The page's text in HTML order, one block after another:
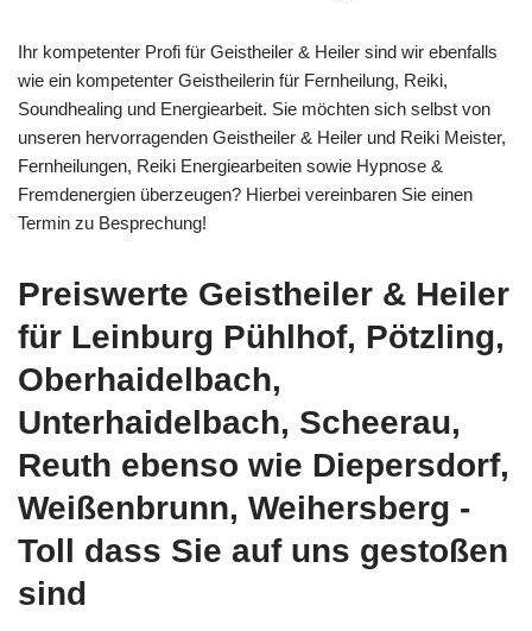
Ihr kompetenter Profi für Geistheiler & Heiler sind wir ebenfalls
wie ein kompetenter Geistheilerin für Fernheilung, Reiki,
Soundhealing und Energiearbeit. Sie möchten sich selbst von
unseren hervorragenden Geistheiler & Heiler und Reiki Meister,
Fernheilungen, Reiki Energiearbeiten sowie Hypnose &
Fremdenergien überzeugen? Hierbei vereinbaren Sie einen
Termin zu Besprechung!
Preiswerte Geistheiler & Heiler
für Leinburg Pühlhof, Pötzling,
Oberhaidelbach,
Unterhaidelbach, Scheerau,
Reuth ebenso wie Diepersdorf,
Weißenbrunn, Weihersberg -
Toll dass Sie auf uns gestoßen
sind